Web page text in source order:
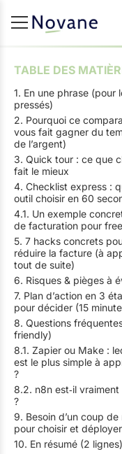
TABLE DES
1. En une phrase (pour
pressés)
2. Pourquoi ce
vous fait gagner du
de l’argent)
3. Quick tour : ce que
fait le mieux
4. Checklist express :
outil choisir en 60
4.1. Un exemple
de facturation pour
5. 7 hacks concrets
réduire la facture (à
tout de suite)
6. Risques & pièges à
7. Plan d’action en 3
pour décider (15
8. Questions
friendly)
8.1. Zapier ou Make :
est le plus simple à
?
8.2. n8n est‑il
?
9. Besoin d’un coup de
pour choisir et
10. En résumé (2 lignes)